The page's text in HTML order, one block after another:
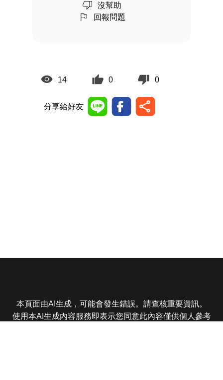
沒幫助
回報問題
14 0 0
分享給好友
本頁面由AI生成，可能會發生錯誤。請查核重要資訊。
使用本AI生成內容服務即表示您同意此內容僅供個人參考